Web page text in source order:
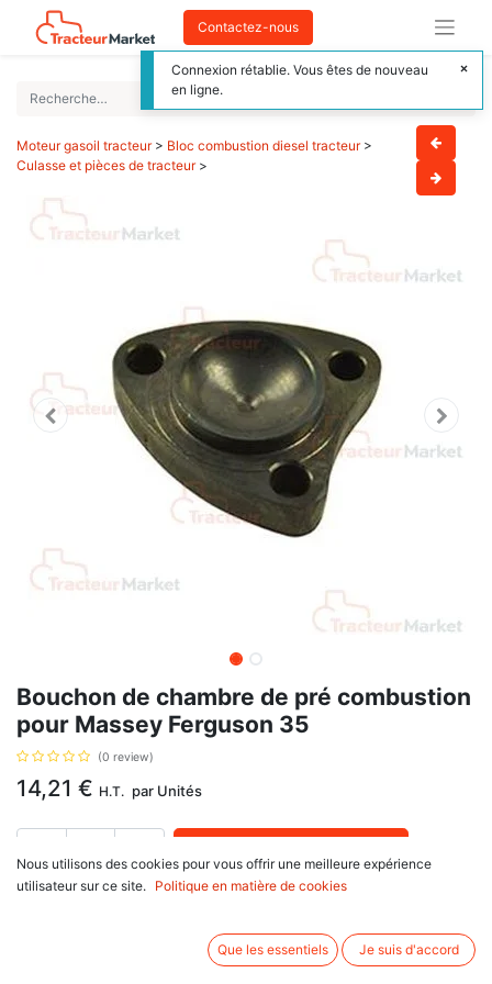
Contactez-nous
Moteur gasoil tracteur> Bloc combustion diesel tracteur>
Culasse et pièces de tracteur>
Bouchon de chambre de pré combustion
pour Massey Ferguson 35
(0 review)
14,21 € H.T. par Unités
Délai de livraison : 1 semaine
Pour moteur Perkins: CB21599, 21904, CM33513, 50168, 50170, 50184,
80248, 80280, HA, JD, JG, avec pour référence d'origine : 81800075,
Nous utilisons des cookies pour vous offrir une meilleure expérience
utilisateur sur ce site.
Politique en matière de cookies
Que les essentiels Je suis d'accord
Connexion rétablie. Vous êtes de nouveau
en ligne.